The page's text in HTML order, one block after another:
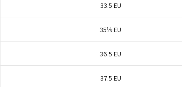
33.5 EU
35⅓ EU
36.5 EU
37.5 EU